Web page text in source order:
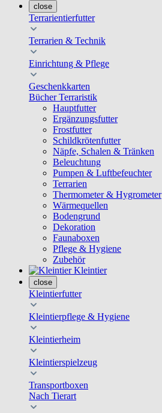
close
Terrarientierfutter
Terrarien & Technik
Einrichtung & Pflege
Geschenkkarten
Bücher Terraristik
Hauptfutter
Ergänzungsfutter
Frostfutter
Schildkrötenfutter
Näpfe, Schalen & Tränken
Beleuchtung
Pumpen & Luftbefeuchter
Terrarien
Thermometer & Hygrometer
Wärmequellen
Bodengrund
Dekoration
Faunaboxen
Pflege & Hygiene
Zubehör
Kleintier
close
Kleintierfutter
Kleintierpflege & Hygiene
Kleintierheim
Kleintierspielzeug
Transportboxen
Nach Tierart